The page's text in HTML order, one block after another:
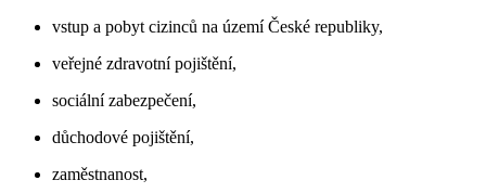
vstup a pobyt cizinců na území České republiky,
veřejné zdravotní pojištění,
sociální zabezpečení,
důchodové pojištění,
zaměstnanost,